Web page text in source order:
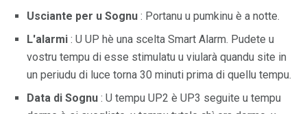
Usciante per u Sognu : Portanu u pumkinu è a notte.
L'alarmi : U UP hè una scelta Smart Alarm. Pudete u
vostru tempu di esse stimulatu u viularà quandu site in
un periudu di luce torna 30 minuti prima di quellu tempu.
Data di Sognu : U tempu UP2 è UP3 seguite u tempu